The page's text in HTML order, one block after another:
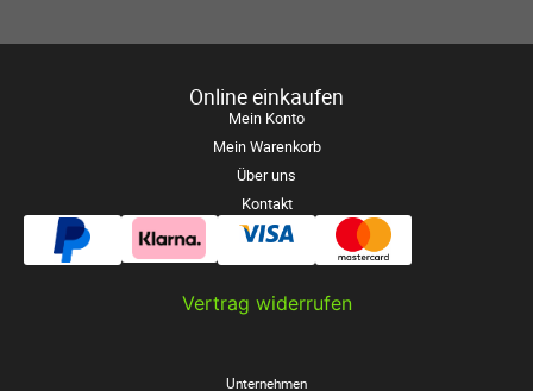
Online einkaufen
Mein Konto
Mein Warenkorb
Über uns
Kontakt
Vertrag widerrufen
Unternehmen